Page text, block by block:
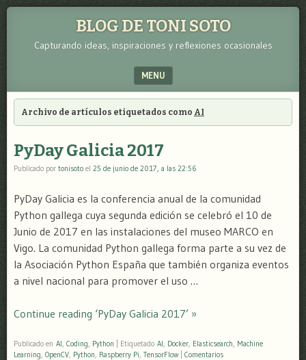
BLOG DE TONI SOTO
Capturando ideas, inspiraciones y reflexiones ocasionales
MENU
SKIP TO CONTENT
Archivo de artículos etiquetados como AI
PyDay Galicia 2017
Publicado por tonisoto el 25 de junio de 2017, a las 22:56
PyDay Galicia es la conferencia anual de la comunidad
Python gallega cuya segunda edición se celebró el 10 de
Junio de 2017 en las instalaciones del museo MARCO en
Vigo. La comunidad Python gallega forma parte a su vez de
la Asociación Python España que también organiza eventos
a nivel nacional para promover el uso …
Continue reading ‘PyDay Galicia 2017’ »
Publicado en AI, Coding, Python Etiquetado AI, Docker, Elasticsearch, Machine
Learning, OpenCV, Python, Raspberry Pi, TensorFlow Comentarios